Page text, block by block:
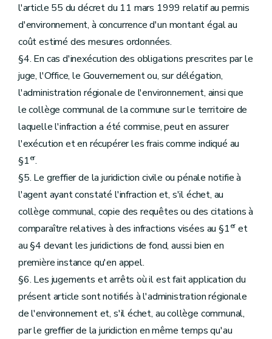
l'article 55 du décret du 11 mars 1999 relatif au permis
d'environnement, à concurrence d'un montant égal au
coût estimé des mesures ordonnées.
§4. En cas d'inexécution des obligations prescrites par le
juge, l'Office, le Gouvernement ou, sur délégation,
l'administration régionale de l'environnement, ainsi que
le collège communal de la commune sur le territoire de
laquelle l'infraction a été commise, peut en assurer
l'exécution et en récupérer les frais comme indiqué au
§1er.
§5. Le greffier de la juridiction civile ou pénale notifie à
l'agent ayant constaté l'infraction et, s'il échet, au
collège communal, copie des requêtes ou des citations à
comparaître relatives à des infractions visées au §1eret
au §4 devant les juridictions de fond, aussi bien en
première instance qu'en appel.
§6. Les jugements et arrêts où il est fait application du
présent article sont notifiés à l'administration régionale
de l'environnement et, s'il échet, au collège communal,
par le greffier de la juridiction en même temps qu'au